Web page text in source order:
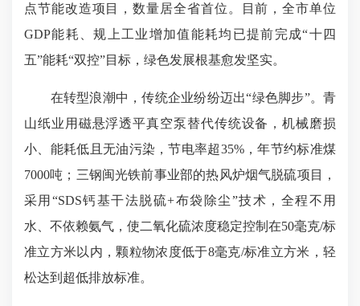
点节能改造项目，数量居全省首位。目前，全市单位
GDP能耗、规上工业增加值能耗均已提前完成“十四
五”能耗“双控”目标，绿色发展根基愈发坚实。
在转型浪潮中，传统企业纷纷迈出“绿色脚步”。青
山纸业用磁悬浮透平真空泵替代传统设备，机械磨损
小、能耗低且无油污染，节电率超35%，年节约标准煤
7000吨；三钢闽光铁前事业部的热风炉烟气脱硫项目，
采用“SDS钙基干法脱硫+布袋除尘”技术，全程不用
水、不依赖氨气，使二氧化硫浓度稳定控制在50毫克/标
准立方米以内，颗粒物浓度低于8毫克/标准立方米，轻
松达到超低排放标准。